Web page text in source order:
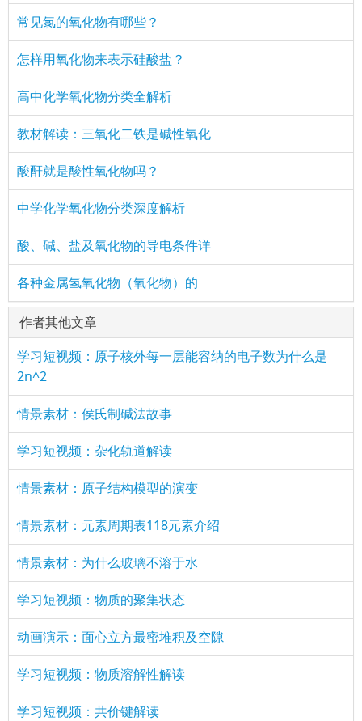
常见氯的氧化物有哪些？
怎样用氧化物来表示硅酸盐？
高中化学氧化物分类全解析
教材解读：三氧化二铁是碱性氧化
酸酐就是酸性氧化物吗？
中学化学氧化物分类深度解析
酸、碱、盐及氧化物的导电条件详
各种金属氢氧化物（氧化物）的
作者其他文章
学习短视频：原子核外每一层能容纳的电子数为什么是
2n^2
情景素材：侯氏制碱法故事
学习短视频：杂化轨道解读
情景素材：原子结构模型的演变
情景素材：元素周期表118元素介绍
情景素材：为什么玻璃不溶于水
学习短视频：物质的聚集状态
动画演示：面心立方最密堆积及空隙
学习短视频：物质溶解性解读
学习短视频：共价键解读